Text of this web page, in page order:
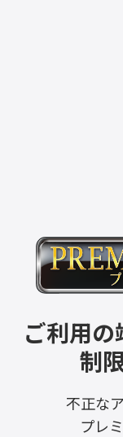
ご利用
制
不正な
プレ